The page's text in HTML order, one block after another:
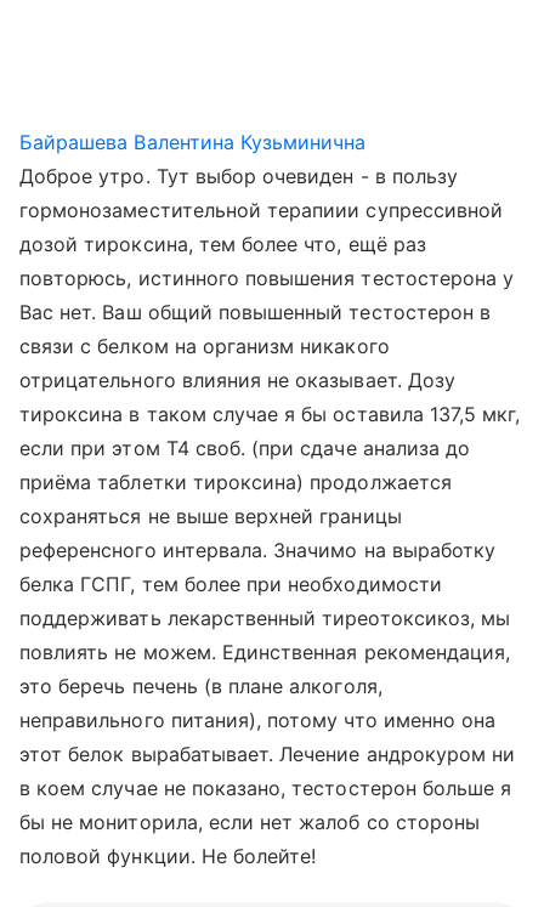
Байрашева Валентина Кузьминична
Доброе утро. Тут выбор очевиден - в пользу
гормонозаместительной терапиии супрессивной
дозой тироксина, тем более что, ещё раз
повторюсь, истинного повышения тестостерона у
Вас нет. Ваш общий повышенный тестостерон в
связи с белком на организм никакого
отрицательного влияния не оказывает. Дозу
тироксина в таком случае я бы оставила 137,5 мкг,
если при этом Т4 своб. (при сдаче анализа до
приёма таблетки тироксина) продолжается
сохраняться не выше верхней границы
референсного интервала. Значимо на выработку
белка ГСПГ, тем более при необходимости
поддерживать лекарственный тиреотоксикоз, мы
повлиять не можем. Единственная рекомендация,
это беречь печень (в плане алкоголя,
неправильного питания), потому что именно она
этот белок вырабатывает. Лечение андрокуром ни
в коем случае не показано, тестостерон больше я
бы не мониторила, если нет жалоб со стороны
половой функции. Не болейте!